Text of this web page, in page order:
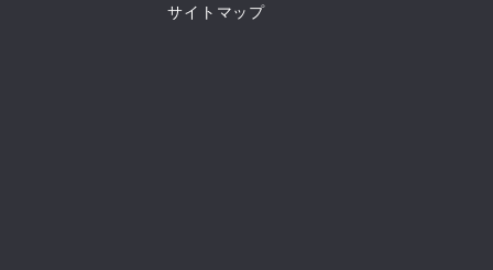
サイトマップ